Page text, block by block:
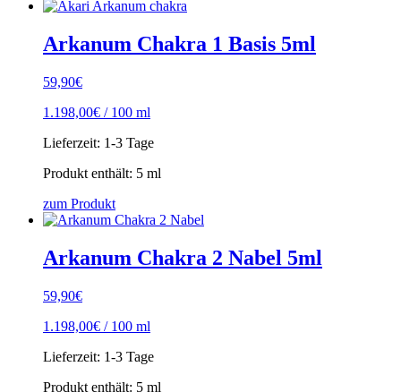
Arkanum Chakra 1 Basis 5ml
59,90€
1.198,00€ / 100 ml
Lieferzeit: 1-3 Tage
Produkt enthält: 5 ml
zum Produkt
Arkanum Chakra 2 Nabel 5ml
59,90€
1.198,00€ / 100 ml
Lieferzeit: 1-3 Tage
Produkt enthält: 5 ml